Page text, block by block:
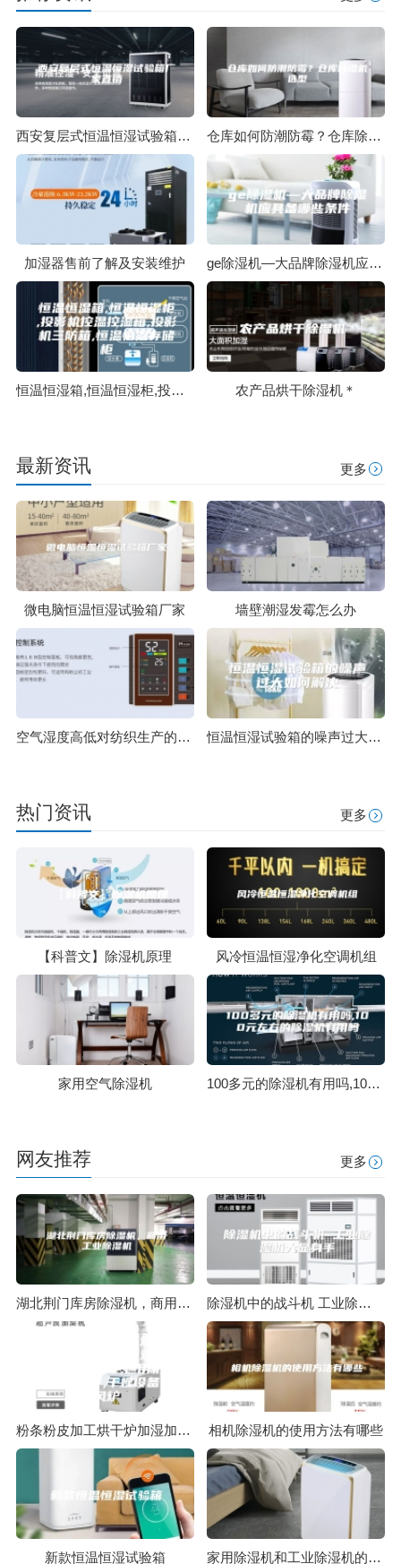
西安复层式恒温恒湿试验箱厂家直销 仓库如何防潮防霉？仓库除湿机选型
加湿器售前了解及安装维护 ge除湿机—大品牌除湿机应具备哪些条件
恒温恒湿箱,恒温恒湿柜,投影机控温控湿箱,投影机三防箱,恒温恒湿存储柜 农产品烘干除湿机＊
最新资讯 更多
微电脑恒温恒湿试验箱厂家 墙壁潮湿发霉怎么办
空气湿度高低对纺织生产的影响 恒温恒湿试验箱的噪声过大如何解决
热门资讯 更多
【科普文】除湿机原理 风冷恒温恒湿净化空调机组
家用空气除湿机 100多元的除湿机有用吗,100元左右的除湿机有用吗
网友推荐 更多
湖北荆门库房除湿机，商用工业除湿机 除湿机中的战斗机 工业除湿机大显身手
粉条粉皮加工烘干炉加湿加热两用加温炉子鸡舍育雏恒温炉,代理,通用机械设备及部件,干燥设备,热风炉 相机除湿机的使用方法有哪些
新款恒温恒湿试验箱 家用除湿机和工业除湿机的区别